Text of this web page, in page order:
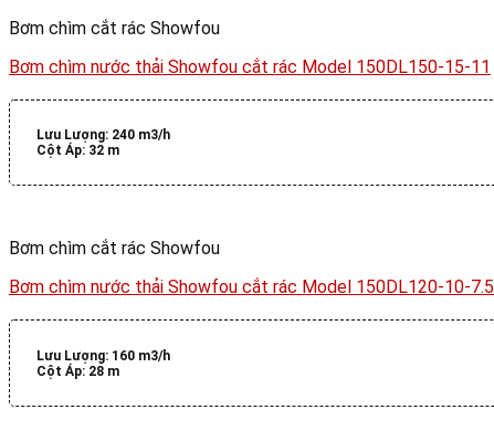
Bơm chìm cắt rác Showfou
Bơm chìm nước thải Showfou cắt rác Model 150DL150-15-11
Lưu Lượng: 240 m3/h
Cột Áp: 32 m
Bơm chìm cắt rác Showfou
Bơm chìm nước thải Showfou cắt rác Model 150DL120-10-7.5
Lưu Lượng: 160 m3/h
Cột Áp: 28 m